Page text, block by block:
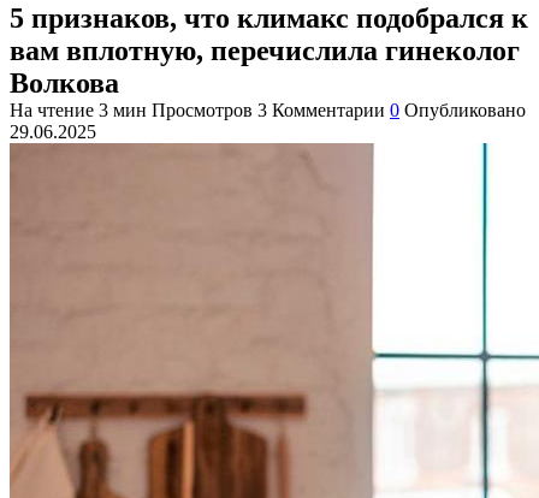
5 признаков, что климакс подобрался к
вам вплотную, перечислила гинеколог
Волкова
На чтение 3 мин Просмотров 3 Комментарии 0 Опубликовано
29.06.2025